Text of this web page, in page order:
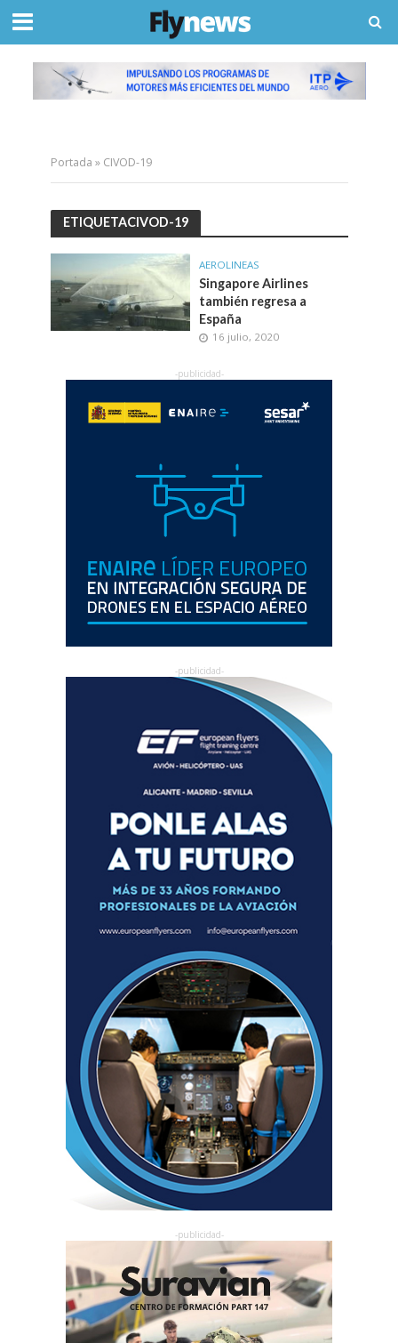
Portada » CIVOD-19
ETIQUETACIVOD-19
AEROLINEAS
Singapore Airlines
también regresa a
España
16 julio, 2020